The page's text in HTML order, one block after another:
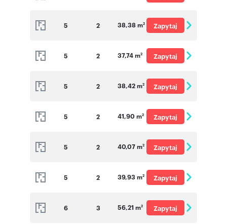
5 2 38,38 m2
Zapytaj
5 2 37,74 m2
Zapytaj
5 2 38,42 m2
Zapytaj
5 2 41,90 m2
Zapytaj
5 2 40,07 m2
Zapytaj
5 2 39,93 m2
Zapytaj
6 3 56,21 m2
Zapytaj